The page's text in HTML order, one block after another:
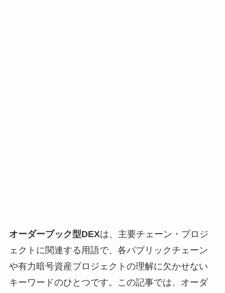
オーダーブック型DEXは、主要チェーン・プロジ
ェクトに関連する用語で、各パブリックチェーン
や有力暗号資産プロジェクトの理解に欠かせない
キーワードのひとつです。この記事では、オーダ